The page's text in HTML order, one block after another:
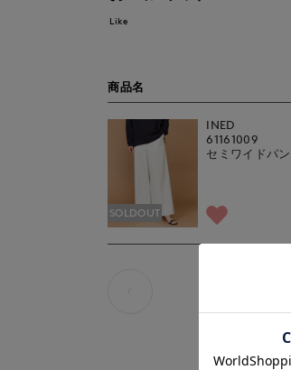
Like
商品名
SOLDOUT
INED
61161009
セミワイドパ